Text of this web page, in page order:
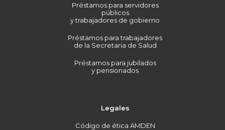
Préstamos para servidores
públicos
y trabajadores de gobierno
Préstamos para trabajadores
de la Secretaria de Salud
Préstamos para jubilados
y pensionados
Legales
Código de ética AMDEN